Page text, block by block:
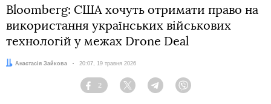
Bloomberg: США хочуть отримати право на
використання українських військових
технологій у межах Drone Deal
Автор:
Анастасія Зайкова Дата:
20:07, 19 травня 2026
Facebook
2
Twitter TelegramViber